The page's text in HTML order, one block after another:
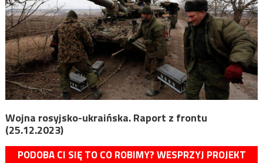
Wojna rosyjsko-ukraińska. Raport z frontu
(25.12.2023)
PODOBA CI SIĘ TO CO ROBIMY? WESPRZYJ PROJEKT